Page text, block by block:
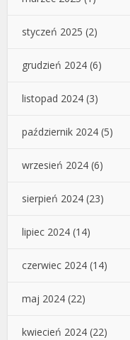
styczeń 2025 (2)
grudzień 2024 (6)
listopad 2024 (3)
październik 2024 (5)
wrzesień 2024 (6)
sierpień 2024 (23)
lipiec 2024 (14)
czerwiec 2024 (14)
maj 2024 (22)
kwiecień 2024 (22)